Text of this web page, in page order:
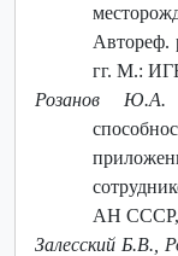
Автореф.
гг. М.:
Розанов Ю.А.
АН СССР,
Залесский Б.В.,